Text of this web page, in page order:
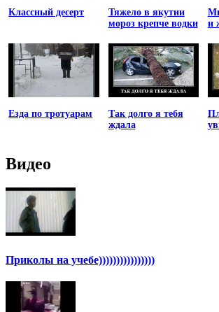
Классный десерт
Тяжело в якутии
мороз крепче водки
и
Езда по тротуарам
Так долго я тебя
ждала
Видео
Приколы на учебе))))))))))))))))